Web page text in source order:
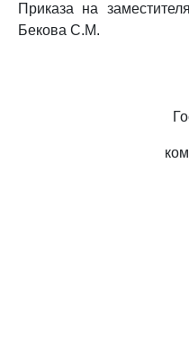
Приказа на
Бекова С.М.